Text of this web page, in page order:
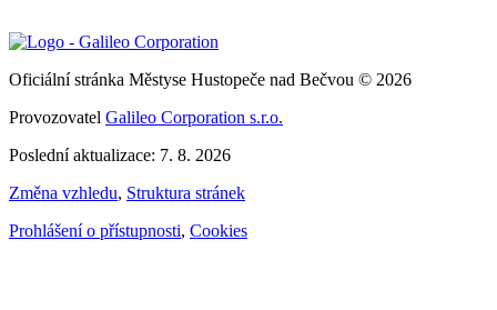
Oficiální stránka Městyse Hustopeče nad Bečvou © 2026
Provozovatel Galileo Corporation s.r.o.
Poslední aktualizace: 7. 8. 2026
Změna vzhledu, Struktura stránek
Prohlášení o přístupnosti, Cookies